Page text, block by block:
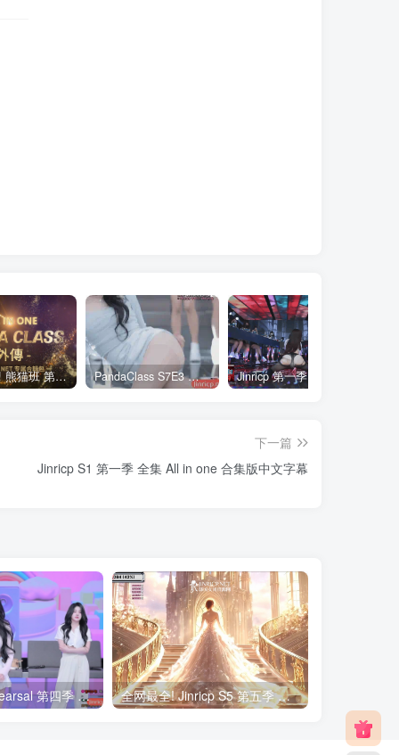
全网最全! 熊猫班 第6季 外传 SpinOff 全集 All in one 合集版 中英韩简繁字幕外挂版 PandaClass S7E3 熊猫班 第7季 第3期 二十一点日 中英韩简繁字幕
下一篇
Jinricp S1 第一季 全集 All in one 合集版中文字幕
Jinricp S4 Rehearsal 第四季 彩排 元荷娜露脸 粉丝密码房 简繁中文字幕 全网最全! Jinricp S5 第五季 全集 All in one 合集版 简繁中文外挂字幕